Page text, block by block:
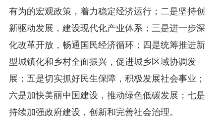
有为的宏观政策，着力稳定经济运行；二是坚持创
新驱动发展，建设现代化产业体系；三是进一步深
化改革开放，畅通国民经济循环；四是统筹推进新
型城镇化和乡村全面振兴，促进城乡区域协调发
展；五是切实抓好民生保障，积极发展社会事业；
六是加快美丽中国建设，推动绿色低碳发展；七是
持续加强政府建设，创新和完善社会治理。